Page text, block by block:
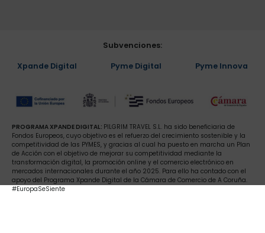
Subvenciones:
Xpande Digital Pyme Digital Pyme Innova
PROGRAMA XPANDE DIGITAL: PILGRIM TRAVEL S.L. ha sido beneficiaria de
Fondos Europeos, cuyo objetivo es el refuerzo del crecimiento sostenible y la
competitividad de las PYMES, y gracias al cual ha puesto en marcha un Plan
de Acción con el objetivo de mejorar su competitividad mediante la
transformación digital, la promoción online y el comercio electrónico en
mercados internacionales durante el año 2025. Para ello ha contado con el
apoyo del Programa Xpande Digital de la Cámara de Comercio de A Coruña.
#EuropaSeSiente